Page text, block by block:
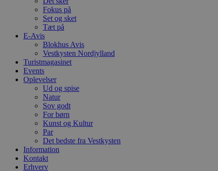
Fokus på
Set og sket
Tæt på
E-Avis
Blokhus Avis
Vestkysten Nordjylland
Turistmagasinet
Events
Oplevelser
Ud og spise
Natur
Sov godt
For børn
Kunst og Kultur
Par
Det bedste fra Vestkysten
Information
Kontakt
Erhverv